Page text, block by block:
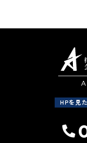
HPを見